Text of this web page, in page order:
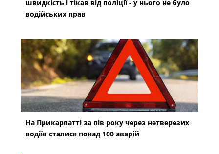
швидкість і тікав від поліції - у нього не було
водійських прав
На Прикарпатті за пів року через нетверезих
водіїв сталися понад 100 аварій